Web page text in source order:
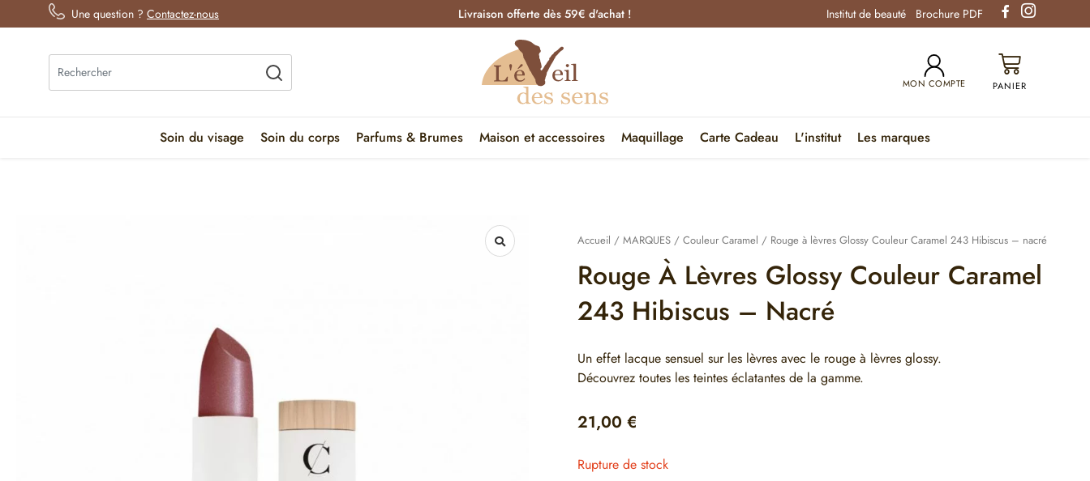
Une question ? Contactez-nous Livraison offerte dès 59€ d'achat ! Institut de beauté Brochure PDF
MON COMPTE
Soin du visage Soin du corps Parfums & Brumes Maison et accessoires Maquillage Carte Cadeau L'institut Les marques
Accueil / MARQUES / Couleur Caramel / Rouge à lèvres Glossy Couleur Caramel 243 Hibiscus – nacré
Rouge À Lèvres Glossy Couleur Caramel
243 Hibiscus – Nacré
Un effet lacque sensuel sur les lèvres avec le rouge à lèvres glossy.
Découvrez toutes les teintes éclatantes de la gamme.
21,00 €
Rupture de stock